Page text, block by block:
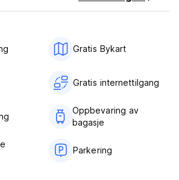
Gratis Bykart
Gratis internettilgang
Oppbevaring av
bagasje
Parkering